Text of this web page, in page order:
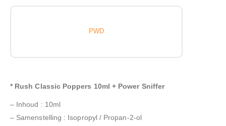
PWD
* Rush Classic Poppers 10ml + Power Sniffer
– Inhoud : 10ml
– Samenstelling : Isopropyl / Propan-2-ol